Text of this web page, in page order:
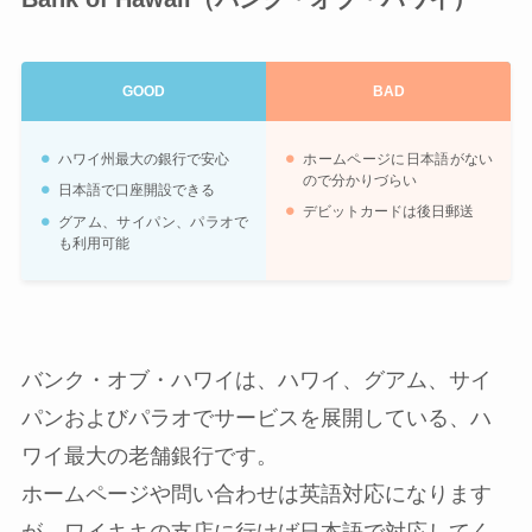
GOOD BAD
ハワイ州最大の銀行で安心
日本語で口座開設できる
グアム、サイパン、パラオで
も利用可能
ホームページに日本語がない
ので分かりづらい
デビットカードは後日郵送
バンク・オブ・ハワイは、ハワイ、グアム、サイ
パンおよびパラオでサービスを展開している、ハ
ワイ最大の老舗銀行です。
ホームページや問い合わせは英語対応になります